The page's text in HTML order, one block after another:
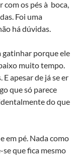
com os pés à boca,
Foi uma
há dúvidas.
gatinhar porque ele
muito tempo.
apesar de já se er
que só parece
do que
em pé. Nada como
que fica mesmo